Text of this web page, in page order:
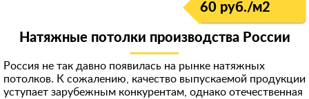
60 руб./м2
Натяжные потолки производства России
Россия не так давно появилась на рынке натяжных
потолков. К сожалению, качество выпускаемой продукции
уступает зарубежным конкурентам, однако отечественная